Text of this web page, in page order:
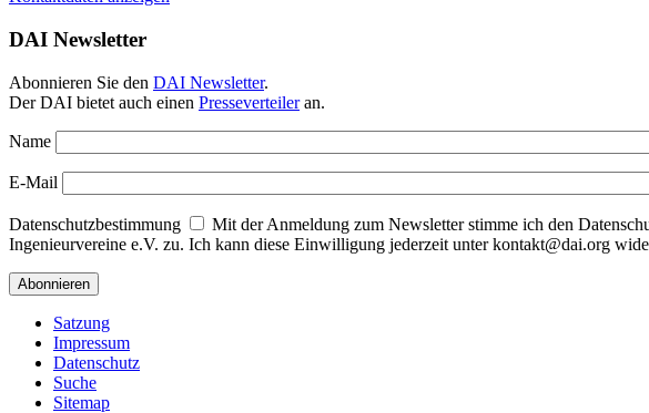
DAI Newsletter
Abonnieren Sie den DAI Newsletter.
Der DAI bietet auch einen Presseverteileran.
Name
E-Mail
Datenschutzbestimmung
Mit der Anmeldung zum Newsletter stimme ich den
Ingenieurvereine e.V. zu. Ich kann diese Einwilligung jederzeit unter kontakt@dai.org
Satzung
Impressum
Datenschutz
Suche
Sitemap